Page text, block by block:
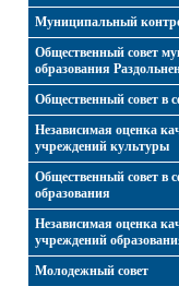
Муниципальный
Общественный совет
образования
Общественный совет в
Независимая оценка
учреждений культуры
Общественный совет в
образования
Независимая оценка
учреждений
Молодежный совет